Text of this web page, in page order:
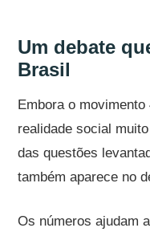
Um debate
Brasil
Embora o
realidade social
das questões
também aparece no
Os números ajudam